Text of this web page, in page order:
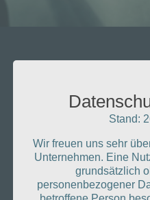
Stand:
Wir freuen uns sehr
Unternehmen. Eine
grundsätzlich
personenbezogener